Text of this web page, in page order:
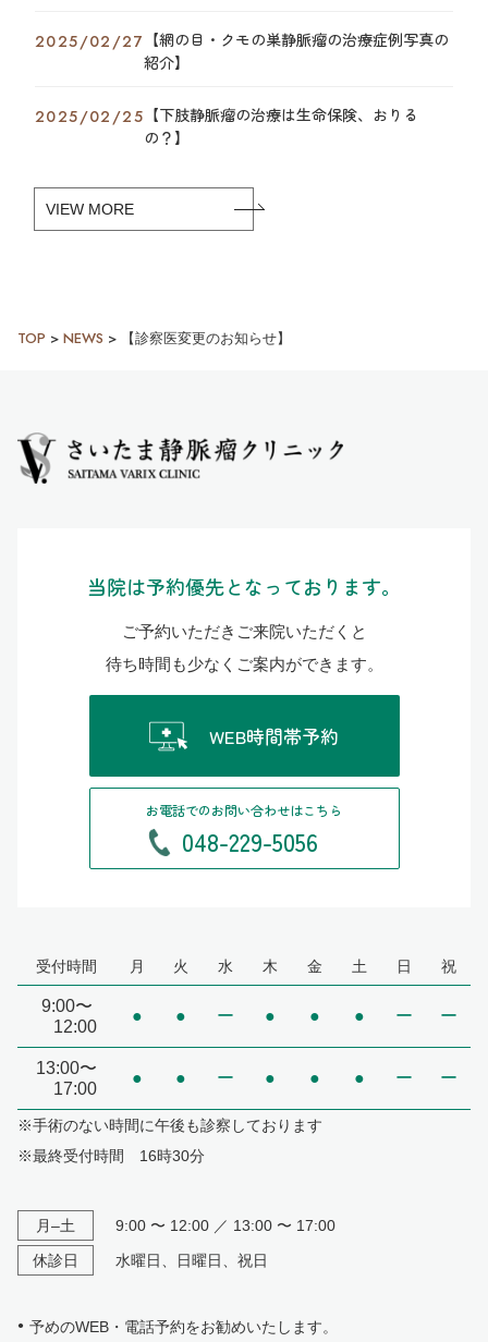
2025/02/27 【網の目・クモの巣静脈瘤の治療症例写真の
紹介】
2025/02/25 【下肢静脈瘤の治療は生命保険、おりる
の？】
VIEW MORE
TOP > NEWS > 【診察医変更のお知らせ】
当院は予約優先となっております。
ご予約いただきご来院いただくと
待ち時間も少なくご案内ができます。
WEB時間帯予約
お電話でのお問い合わせはこちら
048-229-5056
受付時間 月 火 水 木 金 土 日 祝
9:00〜
12:00
● ● ー ● ● ● ー ー
13:00〜
17:00
● ● ー ● ● ● ー ー
※手術のない時間に午後も診察しております
※最終受付時間 16時30分
月–土
9:00 〜 12:00 ／ 13:00 〜 17:00
休診日
水曜日、日曜日、祝日
予めのWEB・電話予約をお勧めいたします。